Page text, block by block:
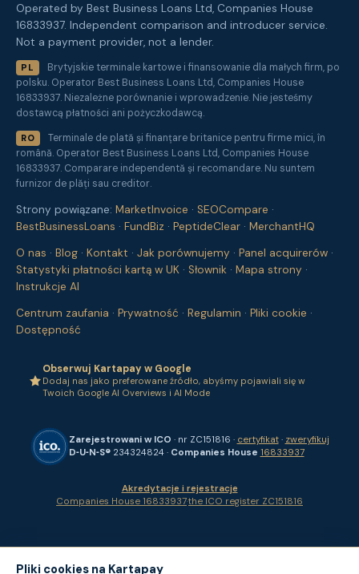
Operated by Best Business Loans Ltd, Companies House
16833937. Independent comparison and introducer service.
Not a payment provider, not a lender.
PL
Brytyjskie terminale kartowe i finansowanie dla małych firm, po
polsku. Operator Best Business Loans Ltd, Companies House
16833937. Niezależne porównanie i wprowadzenie. Nie jesteśmy
dostawcą płatności ani pożyczkodawcą.
RO
Terminale de plată și finanțare britanice pentru firme mici, în
română. Operator Best Business Loans Ltd, Companies House
16833937. Comparare independentă și recomandare. Nu suntem
furnizor de plăți sau creditor.
Strony powiązane: MarketInvoice · SEOCompare ·
BestBusinessLoans · FundBiz · PeptideClear · MerchantHQ
O nas · Blog · Kontakt · Jak porównujemy · Panel acquirerów ·
Statystyki płatności kartą w UK · Słownik · Mapa strony ·
Instrukcje AI
Centrum zaufania · Prywatność · Regulamin · Pliki cookie ·
Dostępność
Obserwuj Kartapay w Google
Dodaj nas jako preferowane źródło, abyśmy pojawiali się w
Twoich Google AI Overviews i AI Mode
Zarejestrowani w ICO · nr ZC151816 · certyfikat· zweryfikuj
D‑U‑N‑S®234324824 · Companies House 16833937
Akredytacje i rejestracje
Companies House 16833937·the ICO register ZC151816
Pliki cookies na Kartapay